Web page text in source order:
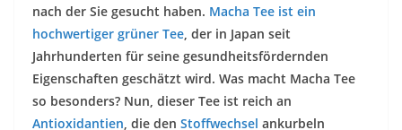
nach der Sie gesucht haben. Macha Tee ist ein
hochwertiger grüner Tee, der in Japan seit
Jahrhunderten für seine gesundheitsfördernden
Eigenschaften geschätzt wird. Was macht Macha Tee
so besonders? Nun, dieser Tee ist reich an
Antioxidantien, die den Stoffwechsel ankurbeln